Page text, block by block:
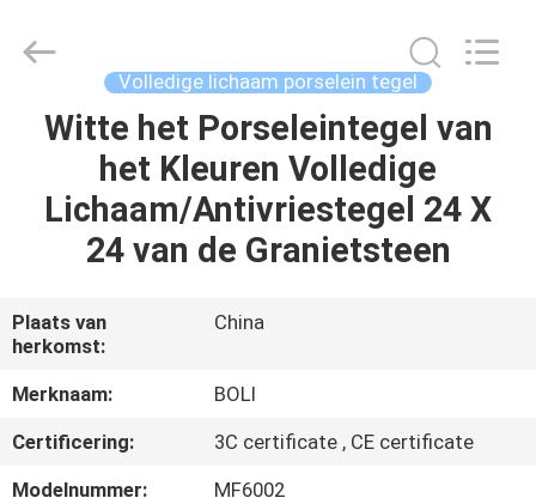
HUIS
PRODUCTEN
OVER
ONS
FABRIEKSTOCHT
CERAMICS
CO.,LTD..
Volledige lichaam porselein tegel
Witte het Porseleintegel van
het Kleuren Volledige
Lichaam/Antivriestegel 24 X
24 van de Granietsteen
Plaats van
herkomst:
China
Merknaam:
BOLI
Certificering:
3C certificate , CE certificate
Modelnummer:
MF6002